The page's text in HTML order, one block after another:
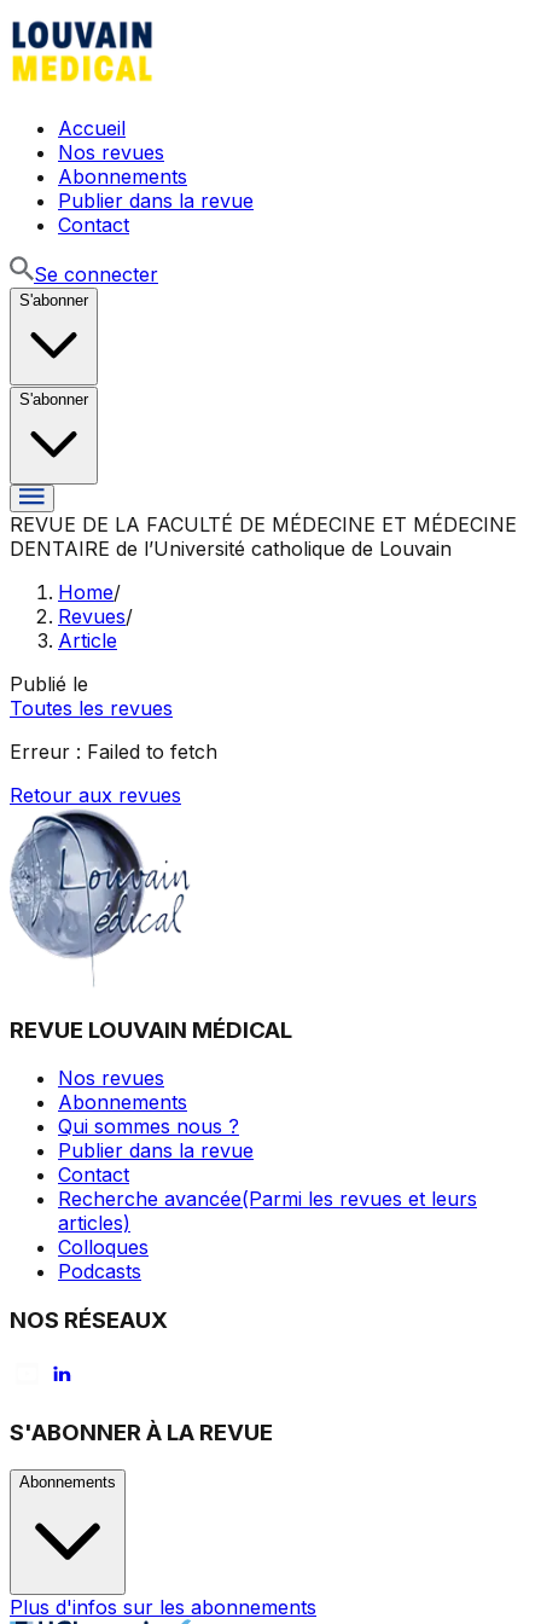
Accueil
Nos revues
Abonnements
Publier dans la revue
Contact
Se connecter
S'abonner
S'abonner
REVUE DE LA FACULTÉ DE MÉDECINE ET MÉDECINE
DENTAIRE de l’Université catholique de Louvain
Home/
Revues/
Article
Publié le
Toutes les revues
Erreur : Failed to fetch
Retour aux revues
REVUE LOUVAIN MÉDICAL
Nos revues
Abonnements
Qui sommes nous ?
Publier dans la revue
Contact
Recherche avancée(Parmi les revues et leurs
articles)
Colloques
Podcasts
NOS RÉSEAUX
S'ABONNER À LA REVUE
Abonnements
Plus d'infos sur les abonnements